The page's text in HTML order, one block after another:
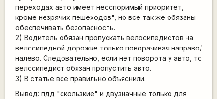
переходах авто имеет неоспоримый приоритет,
кроме незрячих пешеходов", но все так же обязаны
обеспечивать безопасность.
2) Водитель обязан пропускать велосипедистов на
велосипедной дорожке только поворачивая направо/
налево. Следовательно, если нет поворота у авто, то
велосипедист обязан пропустить авто.
3) В статье все правильно объяснили.
Вывод: пдд "скользкие" и двузначные только для